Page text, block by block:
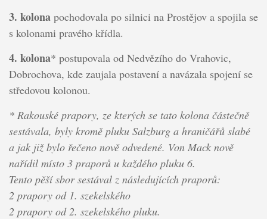
3. kolonapochodovala po silnici na Prostějov a spojila se
s kolonami pravého křídla.
4. kolona* postupovala od Nedvězího do Vrahovic,
Dobrochova, kde zaujala postavení a navázala spojení se
středovou kolonou.
* Rakouské prapory, ze kterých se tato kolona částečně
sestávala, byly kromě pluku Salzburg a hraničářů slabé
a jak již bylo řečeno nově odvedené. Von Mack nově
nařídil místo 3 praporů u každého pluku 6.
Tento pěší sbor sestával z následujících praporů:
2 prapory od 1. szekelského
2 prapory od 2. szekelského pluku.